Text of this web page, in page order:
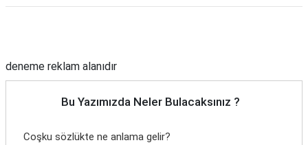
deneme reklam alanıdır
Bu Yazımızda Neler Bulacaksınız ?
Coşku sözlükte ne anlama gelir?